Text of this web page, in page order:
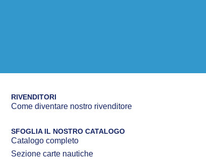
RIVENDITORI
Come diventare nostro rivenditore
SFOGLIA IL NOSTRO CATALOGO
Catalogo completo
Sezione carte nautiche